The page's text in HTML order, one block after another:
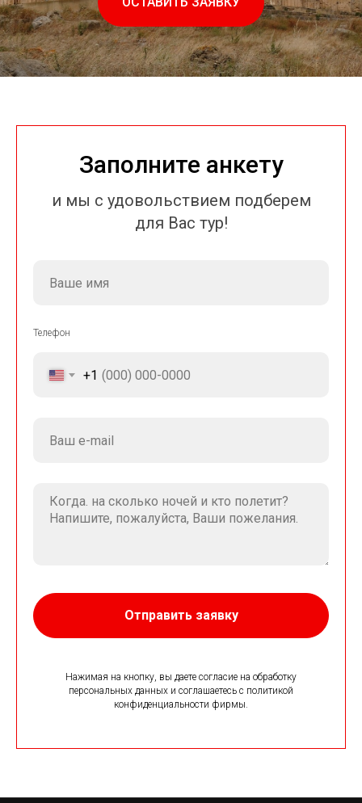
Заполните анкету
и мы с удовольствием подберем
для Вас тур!
Телефон
+1
Отправить заявку
Нажимая на кнопку, вы даете согласие на обработку
персональных данных и соглашаетесь c политикой
конфиденциальности фирмы.